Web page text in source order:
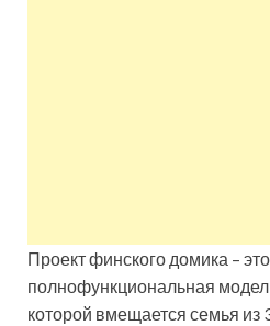
Проект финского домика –
полнофункциональная
которой вмещается семья из